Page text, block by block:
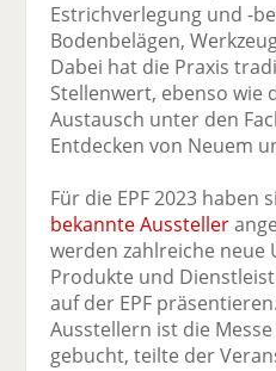
Estrichverlegung und -
Bodenbelägen,
Dabei hat die Praxis
Stellenwert, ebenso wie
Austausch unter den
Entdecken von Neuem
Für die EPF 2023 haben
bekannte Aussteller
werden zahlreiche
Produkte und
auf der EPF
Ausstellern ist die
gebucht, teilte der